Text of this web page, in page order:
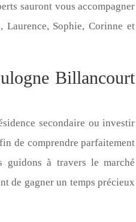
sauront vous accompagner
Sophie, Corinne et
Billancourt
secondaire ou investir
de comprendre parfaitement
à travers le marché
de gagner un temps précieux